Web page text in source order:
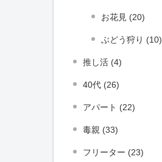
お花見 (20)
ぶどう狩り (10)
推し活 (4)
40代 (26)
アパート (22)
毒親 (33)
フリーター (23)